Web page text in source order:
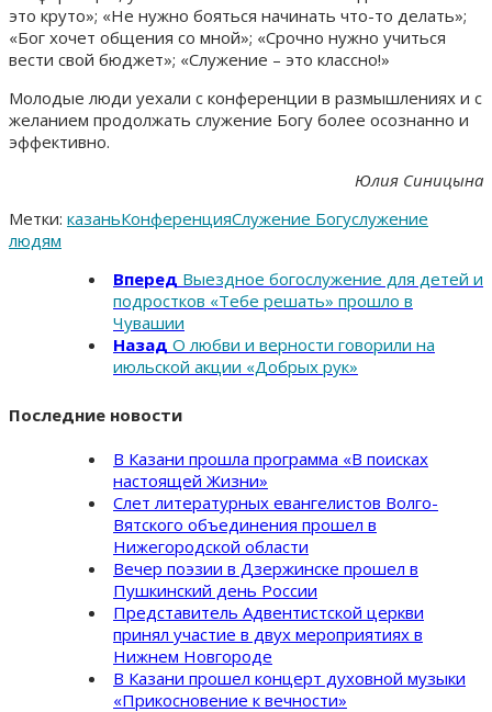
это круто»; «Не нужно бояться начинать что-то делать»;
«Бог хочет общения со мной»; «Срочно нужно учиться
вести свой бюджет»; «Служение – это классно!»
Молодые люди уехали с конференции в размышлениях и с
желанием продолжать служение Богу более осознанно и
эффективно.
Юлия Синицына
Метки: казаньКонференцияСлужение Богуслужение
людям
Вперед Выездное богослужение для детей и
подростков «Тебе решать» прошло в
Чувашии
Назад О любви и верности говорили на
июльской акции «Добрых рук»
Последние новости
В Казани прошла программа «В поисках
настоящей Жизни»
Слет литературных евангелистов Волго-
Вятского объединения прошел в
Нижегородской области
Вечер поэзии в Дзержинске прошел в
Пушкинский день России
Представитель Адвентистской церкви
принял участие в двух мероприятиях в
Нижнем Новгороде
В Казани прошел концерт духовной музыки
«Прикосновение к вечности»